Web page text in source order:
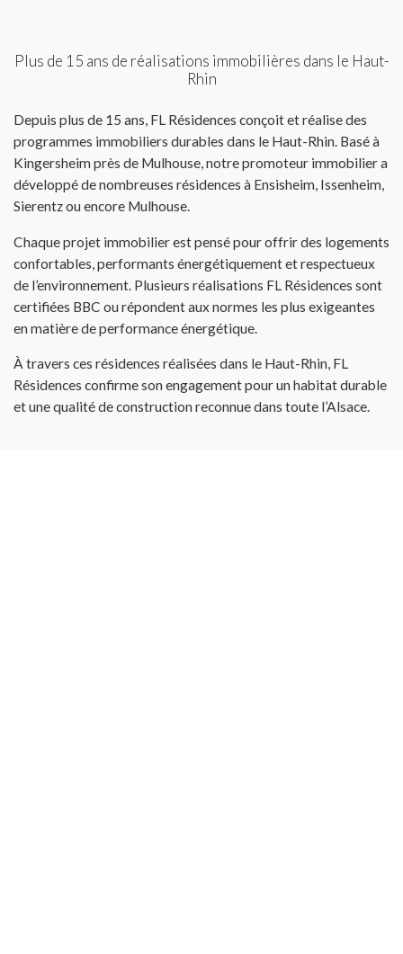
Plus de 15 ans de réalisations immobilières dans le Haut-
Rhin
Depuis plus de 15 ans, FL Résidences conçoit et réalise des
programmes immobiliers durables dans le Haut-Rhin. Basé à
Kingersheim près de Mulhouse, notre promoteur immobilier a
développé de nombreuses résidences à Ensisheim, Issenheim,
Sierentz ou encore Mulhouse.
Chaque projet immobilier est pensé pour offrir des logements
confortables, performants énergétiquement et respectueux
de l’environnement. Plusieurs réalisations FL Résidences sont
certifiées BBC ou répondent aux normes les plus exigeantes
en matière de performance énergétique.
À travers ces résidences réalisées dans le Haut-Rhin, FL
Résidences confirme son engagement pour un habitat durable
et une qualité de construction reconnue dans toute l’Alsace.